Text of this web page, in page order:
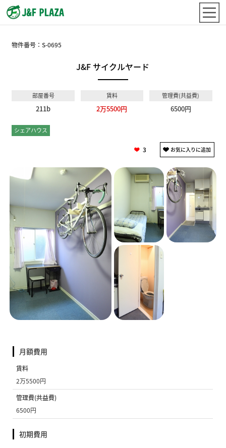
物件番号：S-0695
J&F サイクルヤード
部屋番号
211b
賃料
2万5500円
管理費(共益費)
6500円
シェアハウス
3
月額費用
賃料
2万5500円
管理費(共益費)
6500円
初期費用